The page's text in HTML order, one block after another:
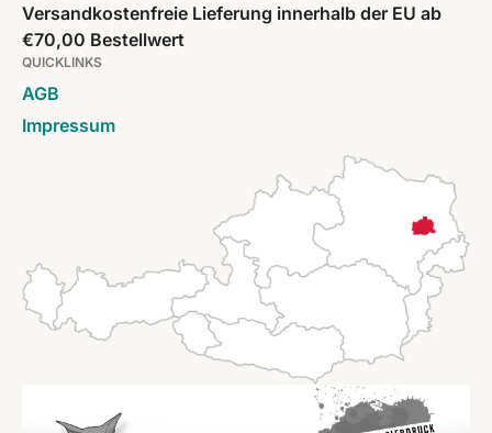
Versandkostenfreie Lieferung innerhalb der EU ab
€70,00 Bestellwert
QUICKLINKS
AGB
Impressum